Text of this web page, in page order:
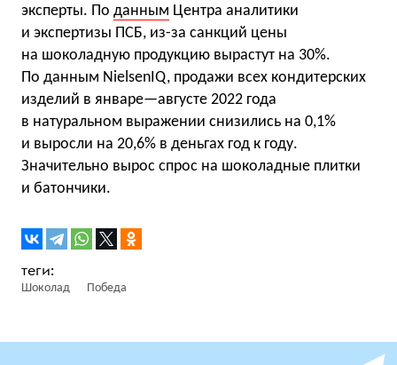
эксперты. По данным Центра аналитики
и экспертизы ПСБ, из-за санкций цены
на шоколадную продукцию вырастут на 30%.
По данным NielsenIQ, продажи всех кондитерских
изделий в январе—августе 2022 года
в натуральном выражении снизились на 0,1%
и выросли на 20,6% в деньгах год к году.
Значительно вырос спрос на шоколадные плитки
и батончики.
Шоколад Победа